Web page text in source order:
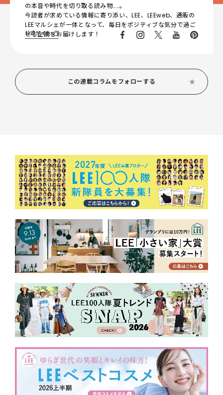
の本音や時代を切り取る読み物……。
今読者が求めている情報に寄り添い、LEE、LEEweb、通販の
LEEマルシェが一体となって、毎日をポジティブな気分で過ご
せる企画をお届けします！
公式サイト
この連載コラムをフォローする